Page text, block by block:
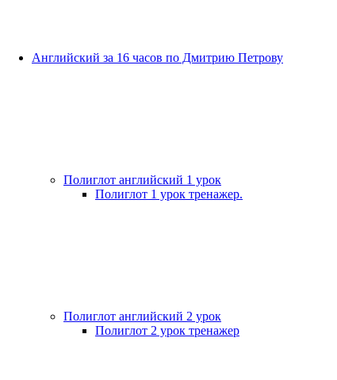
Английский за 16 часов по Дмитрию Петрову
Полиглот английский 1 урок
Полиглот 1 урок тренажер.
Полиглот английский 2 урок
Полиглот 2 урок тренажер